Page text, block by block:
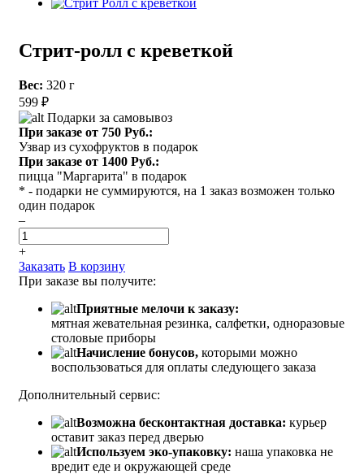
Стрит-ролл с креветкой
Вес: 320 г
599 ₽
Подарки за самовывоз
При заказе от 750 Руб.:
Узвар из сухофруктов в подарок
При заказе от 1400 Руб.:
пицца "Маргарита" в подарок
* - подарки не суммируются, на 1 заказ возможен только
один подарок
–
+
Заказать В корзину
При заказе вы получите:
Приятные мелочи к заказу:
мятная жевательная резинка, салфетки, одноразовые
столовые приборы
Начисление бонусов, которыми можно
воспользоваться для оплаты следующего заказа
Дополнительный сервис:
Возможна бесконтактная доставка: курьер
оставит заказ перед дверью
Используем эко-упаковку: наша упаковка не
вредит еде и окружающей среде